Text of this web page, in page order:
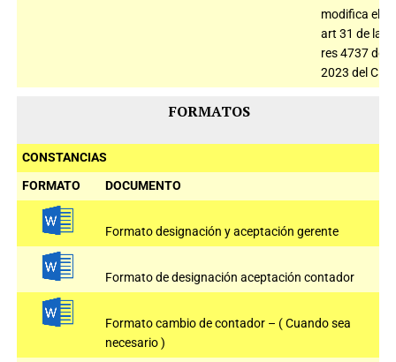
modifica el
art 31 de la
res 4737 de
2023 del CNE
FORMATOS
CONSTANCIAS
FORMATO
DOCUMENTO
Formato designación y aceptación gerente
Formato de designación aceptación contador
Formato cambio de contador – ( Cuando sea
necesario )